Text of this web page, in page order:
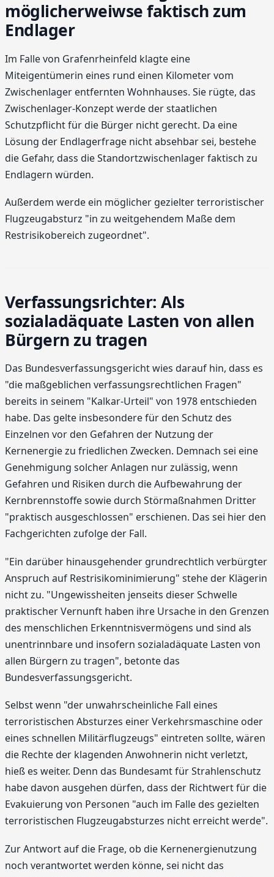
möglicherweiwse faktisch zum
Endlager
Im Falle von Grafenrheinfeld klagte eine
Miteigentümerin eines rund einen Kilometer vom
Zwischenlager entfernten Wohnhauses. Sie rügte, das
Zwischenlager-Konzept werde der staatlichen
Schutzpflicht für die Bürger nicht gerecht. Da eine
Lösung der Endlagerfrage nicht absehbar sei, bestehe
die Gefahr, dass die Standortzwischenlager faktisch zu
Endlagern würden.
Außerdem werde ein möglicher gezielter terroristischer
Flugzeugabsturz "in zu weitgehendem Maße dem
Restrisikobereich zugeordnet".
Verfassungsrichter: Als
sozialadäquate Lasten von allen
Bürgern zu tragen
Das Bundesverfassungsgericht wies darauf hin, dass es
"die maßgeblichen verfassungsrechtlichen Fragen"
bereits in seinem "Kalkar-Urteil" von 1978 entschieden
habe. Das gelte insbesondere für den Schutz des
Einzelnen vor den Gefahren der Nutzung der
Kernenergie zu friedlichen Zwecken. Demnach sei eine
Genehmigung solcher Anlagen nur zulässig, wenn
Gefahren und Risiken durch die Aufbewahrung der
Kernbrennstoffe sowie durch Störmaßnahmen Dritter
"praktisch ausgeschlossen" erschienen. Das sei hier den
Fachgerichten zufolge der Fall.
"Ein darüber hinausgehender grundrechtlich verbürgter
Anspruch auf Restrisikominimierung" stehe der Klägerin
nicht zu. "Ungewissheiten jenseits dieser Schwelle
praktischer Vernunft haben ihre Ursache in den Grenzen
des menschlichen Erkenntnisvermögens und sind als
unentrinnbare und insofern sozialadäquate Lasten von
allen Bürgern zu tragen", betonte das
Bundesverfassungsgericht.
Selbst wenn "der unwahrscheinliche Fall eines
terroristischen Absturzes einer Verkehrsmaschine oder
eines schnellen Militärflugzeugs" eintreten sollte, wären
die Rechte der klagenden Anwohnerin nicht verletzt,
hieß es weiter. Denn das Bundesamt für Strahlenschutz
habe davon ausgehen dürfen, dass der Richtwert für die
Evakuierung von Personen "auch im Falle des gezielten
terroristischen Flugzeugabsturzes nicht erreicht werde".
Zur Antwort auf die Frage, ob die Kernenergienutzung
noch verantwortet werden könne, sei nicht das